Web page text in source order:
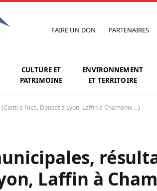
FAIRE UN DON PARTENAIRES
CULTURE ET
PATRIMOINE
ENVIRONNEMENT
ET TERRITOIRE
à Nice, Doucet à Lyon, Laffin à Chamonix …)
Laffin à